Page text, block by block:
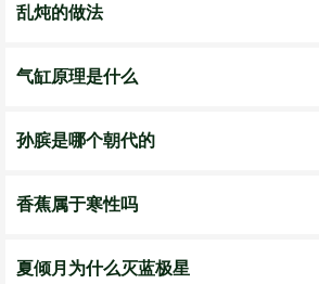
乱炖的做法
气缸原理是什么
孙膑是哪个朝代的
香蕉属于寒性吗
夏倾月为什么灭蓝极星